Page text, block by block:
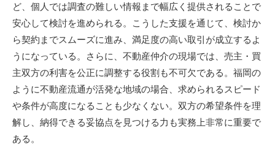
ど、個人では調査の難しい情報まで幅広く提供されることで
安心して検討を進められる。こうした支援を通じて、検討か
ら契約までスムーズに進み、満足度の高い取引が成立するよ
うになっている。さらに、不動産仲介の現場では、売主・買
主双方の利害を公正に調整する役割も不可欠である。福岡の
ように不動産流通が活発な地域の場合、求められるスピード
や条件が高度になることも少なくない。双方の希望条件を理
解し、納得できる妥協点を見つける力も実務上非常に重要で
ある。